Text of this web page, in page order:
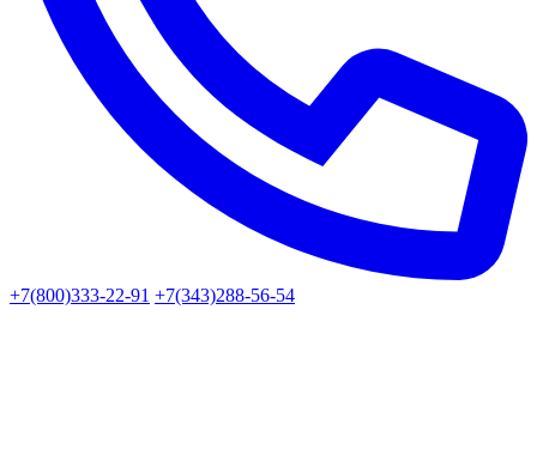
+7(800)333-22-91 +7(343)288-56-54